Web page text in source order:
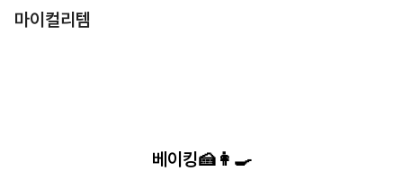
마이컬리템
베이킹🍰👩‍🍳